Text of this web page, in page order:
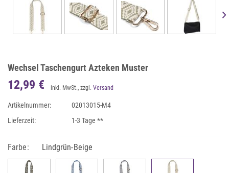
Wechsel Taschengurt Azteken Muster
12,99 € inkl. MwSt., zzgl. Versand
Artikelnummer:
02013015-M4
Lieferzeit:
1-3 Tage **
Farbe: Lindgrün-Beige